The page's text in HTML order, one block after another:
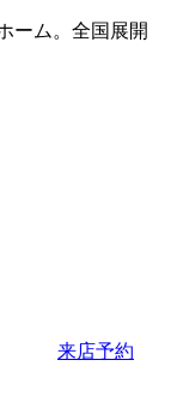
ーム。全国展開
来店予約